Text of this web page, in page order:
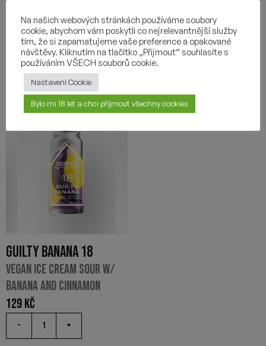
+ - +
GUILTY BANANA 18
VEGAN ICE CREAM SOUR W/
BANANA AND CINNAMON
129Kč
- +
Na našich webových stránkách používáme soubory
cookie, abychom vám poskytli co nejrelevantnější služby
tím, že si zapamatujeme vaše preference a opakované
návštěvy. Kliknutím na tlačítko „Přijmout“ souhlasíte s
používáním VŠECH souborů cookie.
Nastavení Cookie
Bylo mi 18 let a chci přijmout všechny cookies